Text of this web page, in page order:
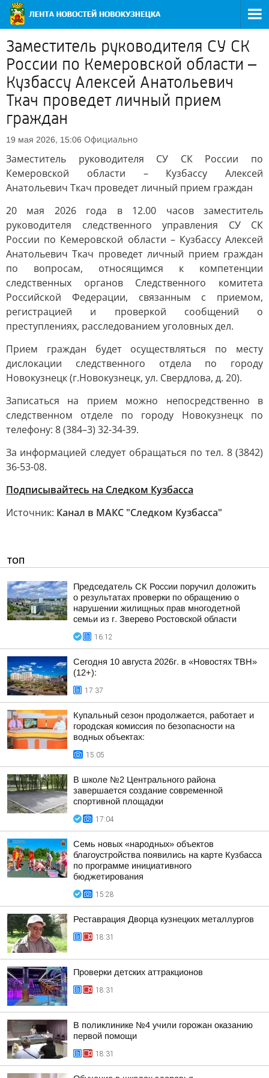
Заместитель руководителя СУ СК
России по Кемеровской области –
Кузбассу Алексей Анатольевич
Ткач проведет личный прием
граждан
19 мая 2026, 15:06 Официально
Заместитель руководителя СУ СК России по
Кемеровской области – Кузбассу Алексей
Анатольевич Ткач проведет личный прием граждан
20 мая 2026 года в 12.00 часов заместитель
руководителя следственного управления СУ СК
России по Кемеровской области – Кузбассу Алексей
Анатольевич Ткач проведет личный прием граждан
по вопросам, относящимся к компетенции
следственных органов Следственного комитета
Российской Федерации, связанным с приемом,
регистрацией и проверкой сообщений о
преступлениях, расследованием уголовных дел.
Прием граждан будет осуществляться по месту
дислокации следственного отдела по городу
Новокузнецк (г.Новокузнецк, ул. Свердлова, д. 20).
Записаться на прием можно непосредственно в
следственном отделе по городу Новокузнецк по
телефону: 8 (384–3) 32-34-39.
За информацией следует обращаться по тел. 8 (3842)
36-53-08.
Подписывайтесь на Следком Кузбасса
Источник: Канал в МАКС "Следком Кузбасса"
ТОП
Председатель СК России поручил доложить
о результатах проверки по обращению о
нарушении жилищных прав многодетной
семьи из г. Зверево Ростовской области
16:12
Сегодня 10 августа 2026г. в «Новостях ТВН»
(12+):
17:37
Купальный сезон продолжается, работает и
городская комиссия по безопасности на
водных объектах:
15:05
В школе №2 Центрального района
завершается создание современной
спортивной площадки
17:04
Семь новых «народных» объектов
благоустройства появились на карте Кузбасса
по программе инициативного
бюджетирования
15:28
Реставрация Дворца кузнецких металлургов
18:31
Проверки детских аттракционов
18:31
В поликлинике №4 учили горожан оказанию
первой помощи
18:31